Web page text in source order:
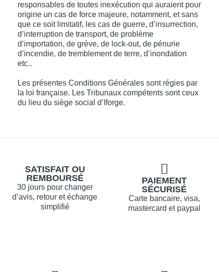
responsables de toutes inexécution qui auraient pour
origine un cas de force majeure, notamment, et sans
que ce soit limitatif, les cas de guerre, d’insurrection,
d’interruption de transport, de problème
d’importation, de grève, de lock-out, de pénurie
d’incendie, de tremblement de terre, d’inondation
etc..
Les présentes Conditions Générales sont régies par
la loi française. Les Tribunaux compétents sont ceux
du lieu du siège social d’Iforge.
SATISFAIT OU
REMBOURSÉ
30 jours pour changer
d’avis, retour et échange
simplifié
PAIEMENT
SÉCURISÉ
Carte bancaire, visa,
mastercard et paypal